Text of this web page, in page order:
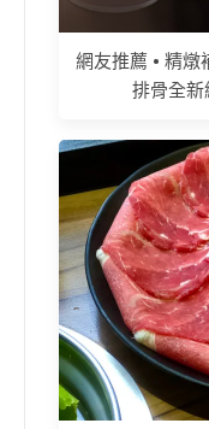
網友推薦 • 精燉
排骨全新